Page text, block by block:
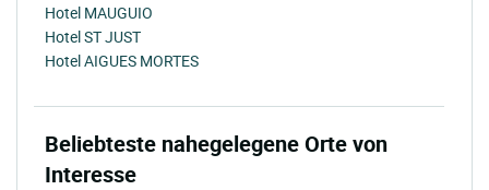
Hotel MAUGUIO
Hotel ST JUST
Hotel AIGUES MORTES
Beliebteste nahegelegene Orte von
Interesse